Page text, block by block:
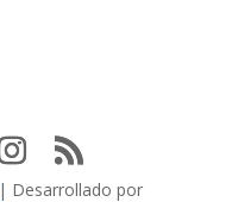
| Desarrollado por